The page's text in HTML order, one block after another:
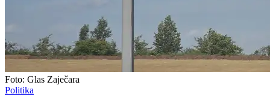
Foto: Glas Zaječara
Politika